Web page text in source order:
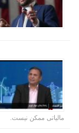
مالیاتی ممکن نیست.